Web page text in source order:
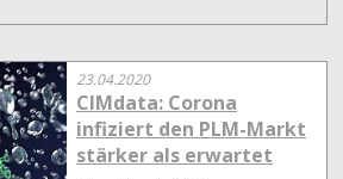
23.04.2020
CIMdata: Corona
infiziert den PLM-Markt
stärker als erwartet